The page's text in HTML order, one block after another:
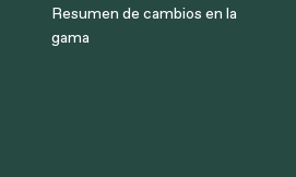
Resumen de cambios en la
gama